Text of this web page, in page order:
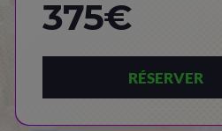
375€
RÉSERVER